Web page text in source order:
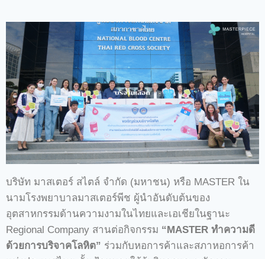
บริษัท มาสเตอร์ สไตล์ จำกัด (มหาชน) หรือ MASTER ใน
นามโรงพยาบาลมาสเตอร์พีช ผู้นำอันดับต้นของ
อุตสาหกรรมด้านความงามในไทยและเอเชียในฐานะ
Regional Company สานต่อกิจกรรม “MASTER ทำความดี
ด้วยการบริจาคโลหิต” ร่วมกับหอการค้าและสภาหอการค้า